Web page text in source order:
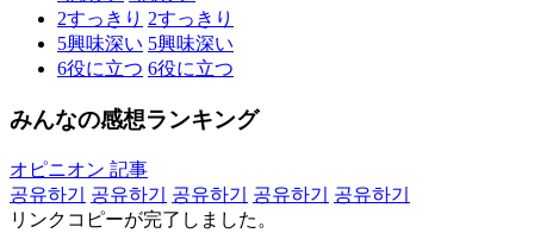
2すっきり 2すっきり
5興味深い 5興味深い
6役に立つ 6役に立つ
みんなの感想ランキング
オピニオン 記事
공유하기
공유하기 공유하기 공유하기
공유하기
リンクコピーが完了しました。